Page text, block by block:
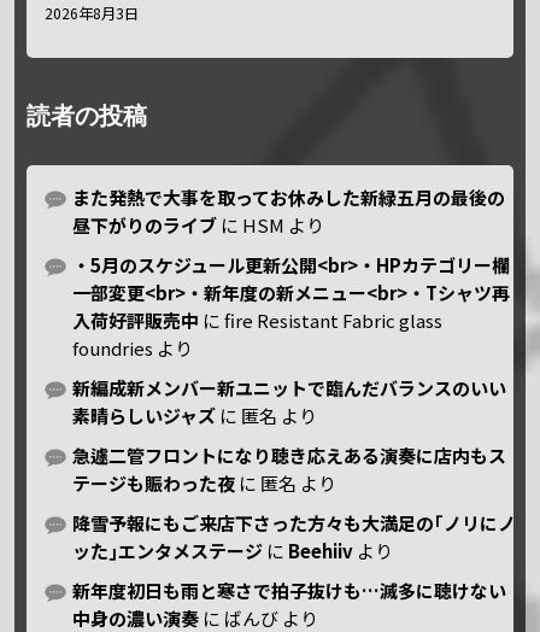
2026年8月3日
読者の投稿
また発熱で大事を取ってお休みした新緑五月の最後の
昼下がりのライブ に HSM より
・5月のスケジュール更新公開<br>・HPカテゴリー欄
一部変更<br>・新年度の新メニュー<br>・Tシャツ再
入荷好評販売中 にfire Resistant Fabric glass
foundries より
新編成新メンバー新ユニットで臨んだバランスのいい
素晴らしいジャズ に 匿名 より
急遽二管フロントになり聴き応えある演奏に店内もス
テージも賑わった夜 に 匿名 より
降雪予報にもご来店下さった方々も大満足の｢ノリにノ
ッた｣エンタメステージ に Beehiiv より
新年度初日も雨と寒さで拍子抜けも…滅多に聴けない
中身の濃い演奏 に ばんび より